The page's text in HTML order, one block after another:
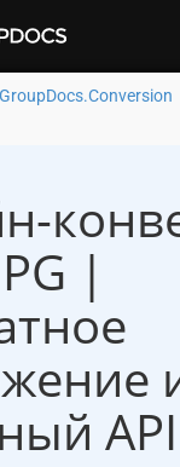
GroupDocs.Conversion
|